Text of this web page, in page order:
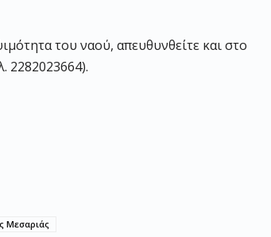
του ναού, απευθυνθείτε και στο
2282023664).
Μεσαριάς